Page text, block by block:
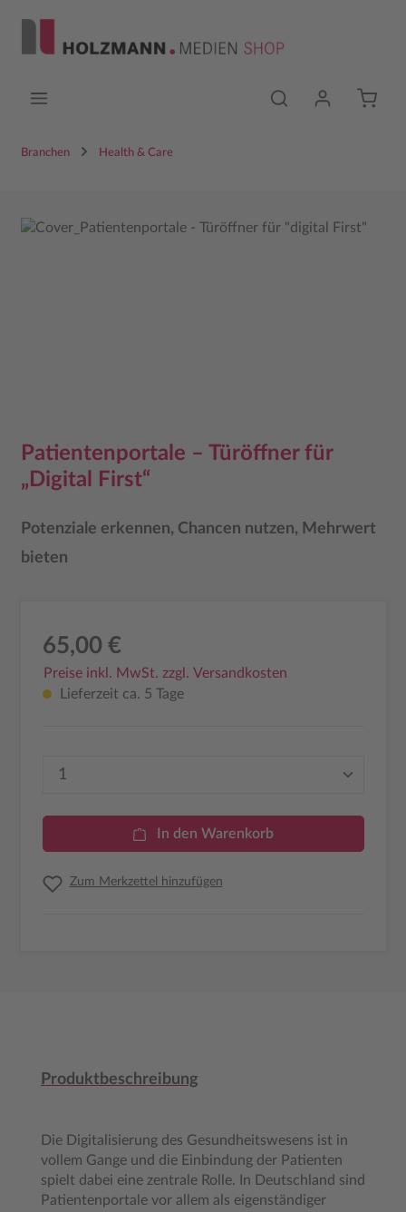
Branchen Health & Care
Bildergalerie überspringen
Patientenportale – Türöffner für
„Digital First“
Potenziale erkennen, Chancen nutzen, Mehrwert
bieten
65,00 €
Preise inkl. MwSt. zzgl. Versandkosten
Lieferzeit ca. 5 Tage
Produkt Anzahl: Gib den gewünschten
In den Warenkorb
Zum Merkzettel hinzufügen
Produktbeschreibung
Die Digitalisierung des Gesundheitswesens ist in
vollem Gange und die Einbindung der Patienten
spielt dabei eine zentrale Rolle. In Deutschland sind
Patientenportale vor allem als eigenständiger